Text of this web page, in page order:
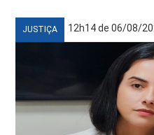
JUSTIÇA 12h14 de 06/08/